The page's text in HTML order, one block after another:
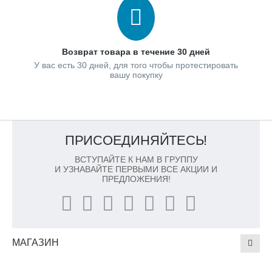
Возврат товара в течение 30 дней
У вас есть 30 дней, для того чтобы протестировать
вашу покупку
ПРИСОЕДИНЯЙТЕСЬ!
ВСТУПАЙТЕ К НАМ В ГРУППУ
И УЗНАВАЙТЕ ПЕРВЫМИ ВСЕ АКЦИИ И
ПРЕДЛОЖЕНИЯ!
МАГАЗИН